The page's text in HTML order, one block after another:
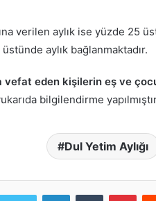
verilen aylık ise yüzde 25
aylık bağlanmaktadır.
eden kişilerin eş ve
bilgilendirme
Dul Yetim Aylığı
LinkedInTumblr